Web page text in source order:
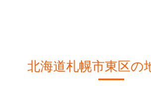
北海道札幌市東区の